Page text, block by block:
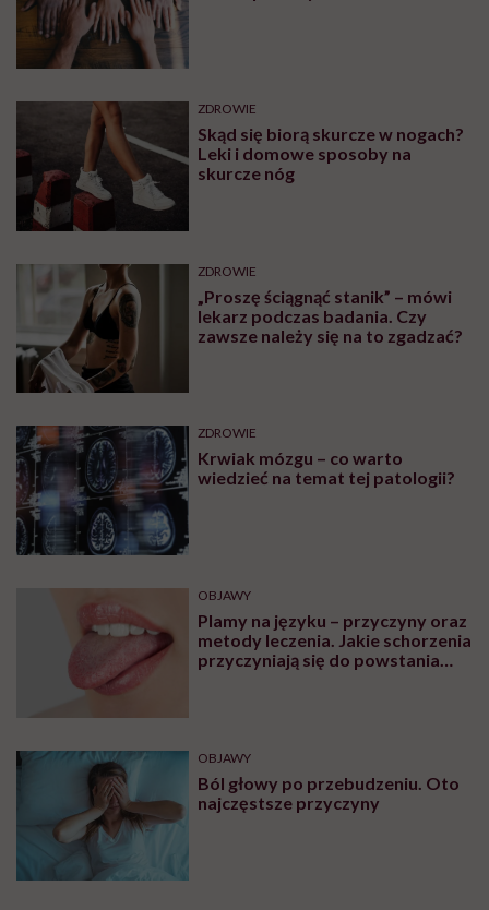
ZDROWIE
Skąd się biorą skurcze w nogach?
Leki i domowe sposoby na
skurcze nóg
ZDROWIE
„Proszę ściągnąć stanik” – mówi
lekarz podczas badania. Czy
zawsze należy się na to zgadzać?
ZDROWIE
Krwiak mózgu – co warto
wiedzieć na temat tej patologii?
OBJAWY
Plamy na języku – przyczyny oraz
metody leczenia. Jakie schorzenia
przyczyniają się do powstania
OBJAWY
Ból głowy po przebudzeniu. Oto
najczęstsze przyczyny